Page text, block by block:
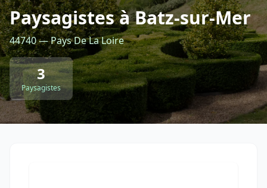
Retour à la liste des métiers
CGU-Confidentialité - Service proposé parViteUnDevis.com-Vous
Paysagistes à Batz-sur-Mer
44740 — Pays De La Loire
3
Paysagistes